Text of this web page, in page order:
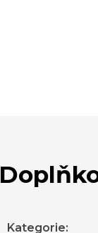
Kategorie: